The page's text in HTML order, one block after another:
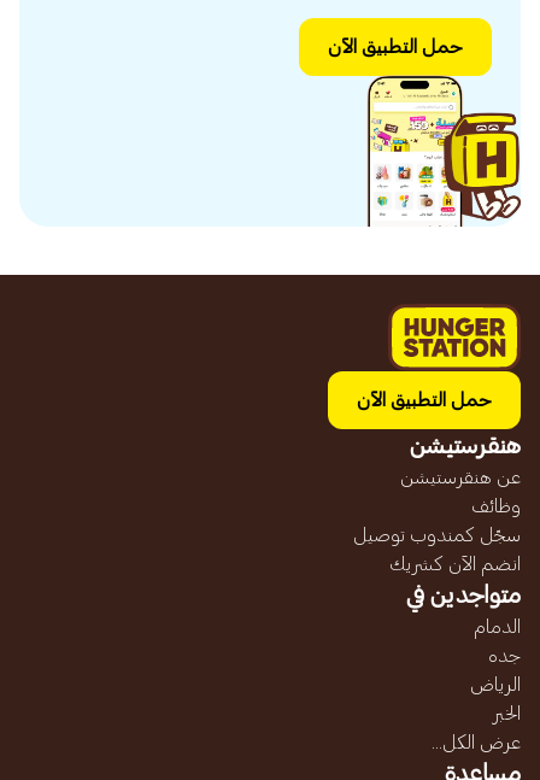
حمل التطبيق الآن
حمل التطبيق الآن
هنقرستيشن
عن هنقرستيشن
وظائف
سجّل كمندوب توصيل
انضم الآن كشريك
متواجدين في
الدمام
جده
الرياض
الخبر
عرض الكل...
مساعدة